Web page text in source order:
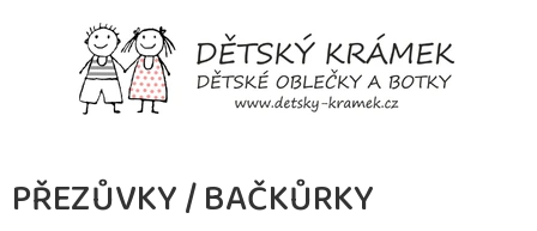
PŘEZŮVKY / BAČKŮRKY